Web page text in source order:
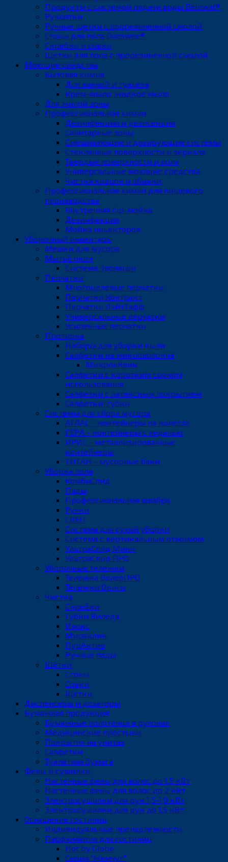
Продукты с системой подачи воды Belowat®
Рукоятки
Ручные щетки с прорезиненной смолой
Сгоны для пола Duoswee®
Скребки и совки
Щетки для пола с прорезиненной смолой
Моющие средства
Бытовая химия
Для ванной и туалета
Крем-мыло, жидкое мыло
Для жилой зоны
Профессиональная химия
Дезинфекция и дезисекция
Санитарные зоны
Смешивающие и дозирующие системы
Стеклянные поверхности и зеркала
Твердые поверхности и пола
Универсальные моющие средства
Чистка ковров и обивки
Профессиональная химия для пищевого
производства
Внутренняя cip-мойка
Дезинфекция
Мойка иньекторов
Уборочный инвентарь
Мешки для мусора
Мытьё окон
Система Эволюшн
Перчатки
Многоцелевые перчатки
Перчатки Контракт
Перчатки ЛайтТафф
Универсальные перчатки
Усиленные перчатки
Протирка
Наборы для уборки пыли
Салфетки из микроволокна
МикронКвик
Салфетки с коротким сроком
использования
Салфетки с латексным покрытием
Салфетки-губки
Системы для сбора мусора
АТЛАС - контейнеры на колёсах
ГЕРА - контейнеры с педалью
ИРИС - металлизированные
контейнеры
ТИТАН - мусорные баки
Уборка пола
КомбиСпид
Пады
Профессиональная швабра
Ручки
СВЕП
Система для сухой уборки
Система с вертикальным отжимом
УльтраСпид Мини
УльтраСпид ПРО
Уборочные тележки
Тележка ВолеоПРО
Тележки Ориго
Чистка
Скребки
Губки Виледа
Инокс
Мираклин
ПурАктив
Ручные пады
Щётки
Сгоны
Совки
Щётки
Диспенсеры и дозаторы
Бумажная продукция
Бумажные полотенца в рулонах
Медицинские простыни
Покрытия на унитаз
Салфетки
Туалетная бумага
Фены и сушилки
Настенные фены для волос до 1,5 кВт
Настенные фены для волос до 2 кВт
Электросушилки для рук 1,5-1,9 кВт
Электросушилки для рук до 1,5 кВт
Оснащение гостиниц
Индивидуальные пренадлежности
Парфюмерия для гостиниц
Hot by Globe
Серия "Жемчуг"